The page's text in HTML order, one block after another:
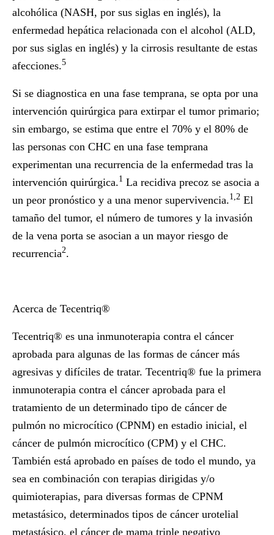
alcohólica (NASH, por sus siglas en inglés), la
enfermedad hepática relacionada con el alcohol (ALD,
por sus siglas en inglés) y la cirrosis resultante de estas
afecciones.5
Si se diagnostica en una fase temprana, se opta por una
intervención quirúrgica para extirpar el tumor primario;
sin embargo, se estima que entre el 70% y el 80% de
las personas con CHC en una fase temprana
experimentan una recurrencia de la enfermedad tras la
intervención quirúrgica.1 La recidiva precoz se asocia a
un peor pronóstico y a una menor supervivencia.1,2 El
tamaño del tumor, el número de tumores y la invasión
de la vena porta se asocian a un mayor riesgo de
recurrencia2.
Acerca de Tecentriq®
Tecentriq® es una inmunoterapia contra el cáncer
aprobada para algunas de las formas de cáncer más
agresivas y difíciles de tratar. Tecentriq® fue la primera
inmunoterapia contra el cáncer aprobada para el
tratamiento de un determinado tipo de cáncer de
pulmón no microcítico (CPNM) en estadio inicial, el
cáncer de pulmón microcítico (CPM) y el CHC.
También está aprobado en países de todo el mundo, ya
sea en combinación con terapias dirigidas y/o
quimioterapias, para diversas formas de CPNM
metastásico, determinados tipos de cáncer urotelial
metastásico, el cáncer de mama triple negativo